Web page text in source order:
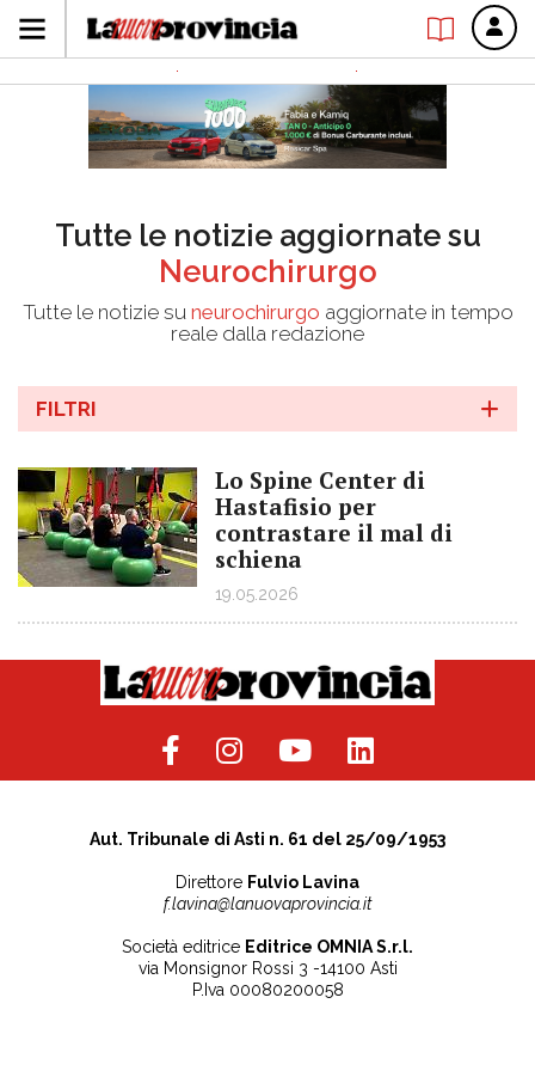
Tutte le notizie aggiornate su
Neurochirurgo
Tutte le notizie su neurochirurgo aggiornate in tempo
reale dalla redazione
FILTRI
Lo Spine Center di
Hastafisio per
contrastare il mal di
schiena
19.05.2026
Aut. Tribunale di Asti n. 61 del 25/09/1953
Direttore Fulvio Lavina
f.lavina@lanuovaprovincia.it
Società editrice Editrice OMNIA S.r.l.
via Monsignor Rossi 3 -14100 Asti
P.Iva 00080200058